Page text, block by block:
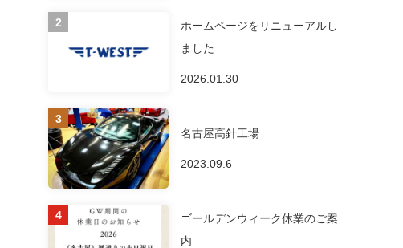
ホームページをリニューアルし
ました
2026.01.30
名古屋高針工場
2023.09.6
ゴールデンウィーク休業のご案
内